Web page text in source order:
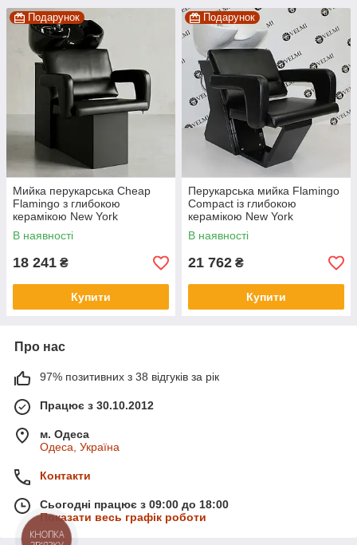
Подарунок
Мийка перукарська Cheap
Flamingo з глибокою
керамікою New York
В наявності
18 241 ₴
Купити
Подарунок
Перукарська мийка Flamingo
Compact із глибокою
керамікою New York
В наявності
21 762 ₴
Купити
Про нас
97% позитивних з 38 відгуків за рік
Працює з 30.10.2012
м. Одеса
Одеса, Україна
Контакти
Сьогодні працює з 09:00 до 18:00
Показати весь графік роботи
КНОПКА